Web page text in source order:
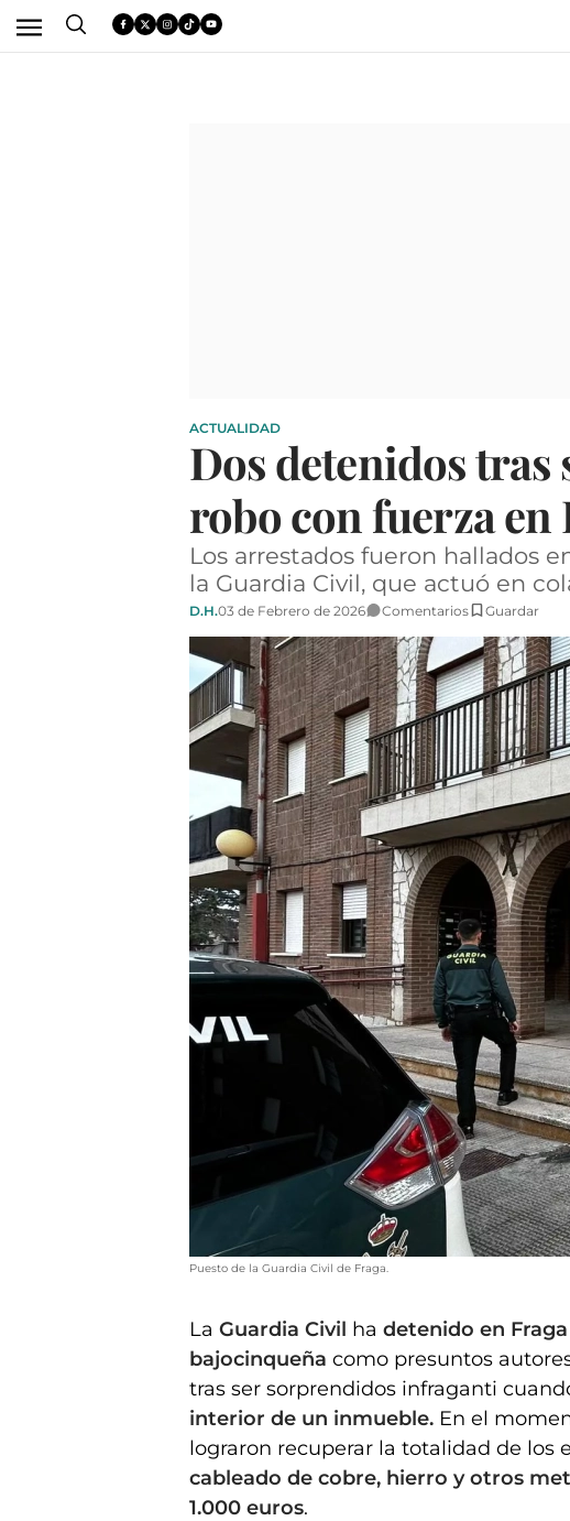
ACTUALIDAD
Dos detenidos
robo con fuerza en
Los arrestados fueron hallados
la Guardia Civil, que actuó en
D.H.03 de Febrero de 2026 Comentarios Guardar
Puesto de la Guardia Civil de Fraga.
La Guardia Civil ha detenido en
bajocinqueña como presuntos
tras ser sorprendidos infraganti
interior de un inmueble. En el
lograron recuperar la totalidad de los
cableado de cobre, hierro y otros
1.000 euros.